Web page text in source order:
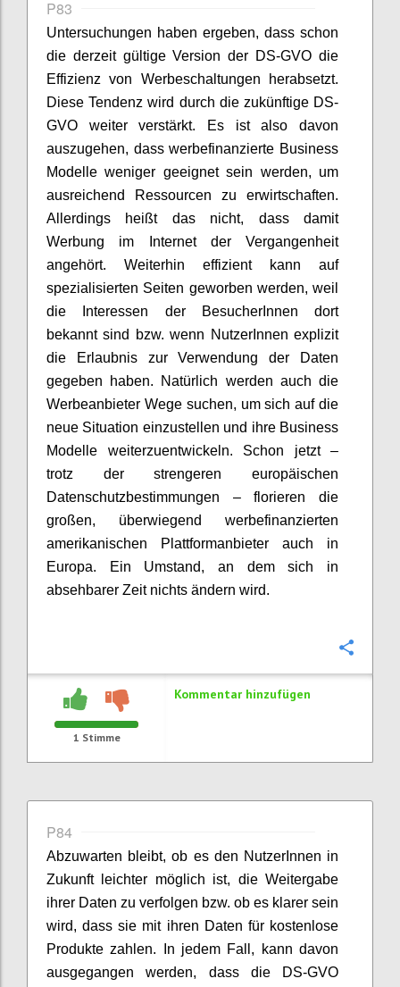
P83
Untersuchungen haben ergeben, dass schon
die derzeit gültige Version der DS-GVO die
Effizienz von Werbeschaltungen herabsetzt.
Diese Tendenz wird durch die zukünftige DS-
GVO weiter verstärkt. Es ist also davon
auszugehen, dass werbefinanzierte Business
Modelle weniger geeignet sein werden, um
ausreichend Ressourcen zu erwirtschaften.
Allerdings heißt das nicht, dass damit
Werbung im Internet der Vergangenheit
angehört. Weiterhin effizient kann auf
spezialisierten Seiten geworben werden, weil
die Interessen der BesucherInnen dort
bekannt sind bzw. wenn NutzerInnen explizit
die Erlaubnis zur Verwendung der Daten
gegeben haben. Natürlich werden auch die
Werbeanbieter Wege suchen, um sich auf die
neue Situation einzustellen und ihre Business
Modelle weiterzuentwickeln. Schon jetzt –
trotz der strengeren europäischen
Datenschutzbestimmungen – florieren die
großen, überwiegend werbefinanzierten
amerikanischen Plattformanbieter auch in
Europa. Ein Umstand, an dem sich in
absehbarer Zeit nichts ändern wird.
1 Stimme
Kommentar hinzufügen
P84
Abzuwarten bleibt, ob es den NutzerInnen in
Zukunft leichter möglich ist, die Weitergabe
ihrer Daten zu verfolgen bzw. ob es klarer sein
wird, dass sie mit ihren Daten für kostenlose
Produkte zahlen. In jedem Fall, kann davon
ausgegangen werden, dass die DS-GVO